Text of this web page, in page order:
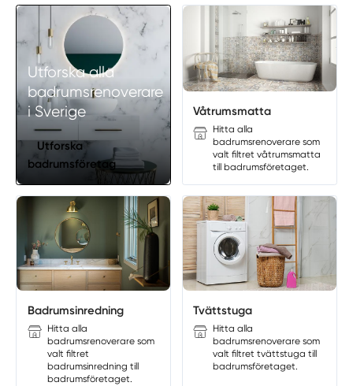
Utforska alla
badrumsrenoverare
i Sverige
Utforska
badrumsföretag
Våtrumsmatta
Hitta alla
badrumsrenoverare som
valt filtret våtrumsmatta
till badrumsföretaget.
Badrumsinredning
Hitta alla
badrumsrenoverare som
valt filtret
badrumsinredning till
badrumsföretaget.
Tvättstuga
Hitta alla
badrumsrenoverare som
valt filtret tvättstuga till
badrumsföretaget.